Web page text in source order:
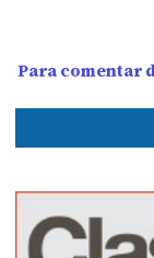
Para comentar